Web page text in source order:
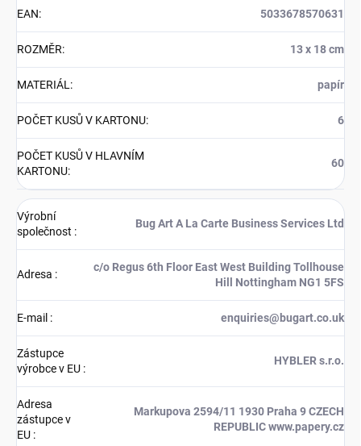
EAN: 5033678570631
ROZMĚR: 13 x 18 cm
MATERIÁL: papír
POČET KUSŮ V KARTONU: 6
POČET KUSŮ V HLAVNÍM
KARTONU:
60
Výrobní
společnost :
Bug Art A La Carte Business Services Ltd
Adresa :
c/o Regus 6th Floor East West Building Tollhouse
Hill Nottingham NG1 5FS
E-mail : enquiries@bugart.co.uk
Zástupce
výrobce v EU :
HYBLER s.r.o.
Adresa
zástupce v
EU :
Markupova 2594/11 1930 Praha 9 CZECH
REPUBLIC www.papery.cz